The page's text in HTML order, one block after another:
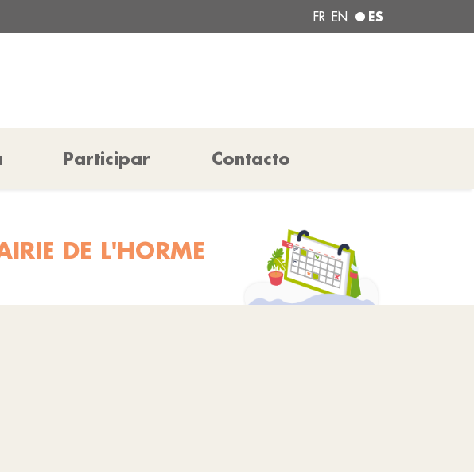
FR EN ES
Participar Contacto
DE L'HORME